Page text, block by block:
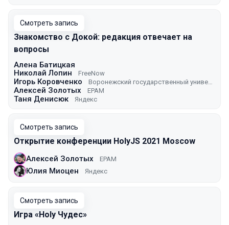
Смотреть запись
Знакомство с Докой: редакция отвечает на
вопросы
Алена Батицкая
Николай Лопин
FreeNow
Игорь Коровченко Воронежский государственный университет
Алексей Золотых EPAM
Таня Денисюк Яндекс
Смотреть запись
Открытие конференции HolyJS 2021 Moscow
Алексей Золотых EPAM
Юлия Миоцен Яндекс
Смотреть запись
Игра «Holy Чудес»